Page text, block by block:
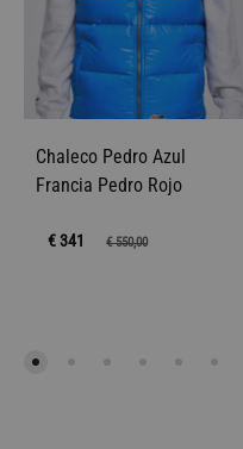
Chaleco Pedro Azul
Francia Pedro Rojo
€ 341 €550,00